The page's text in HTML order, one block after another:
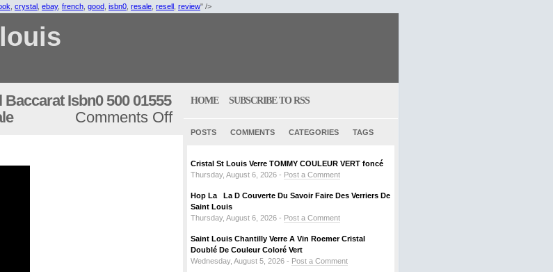
crystal ebay, french good isbn0 resale resell review" />
Isbn0 500 01555
Comments Off
HOME SUBSCRIBE TO RSS
POSTS COMMENTS CATEGORIES TAGS
Cristal St Louis Verre TOMMY COULEUR VERT foncé
Thursday, August 6, 2026 - Post a Comment
Hop La La D Couverte Du Savoir Faire Des Verriers De
Saint Louis
Thursday, August 6, 2026 - Post a Comment
Saint Louis Chantilly Verre A Vin Roemer Cristal
Doublé De Couleur Coloré Vert
Wednesday, August 5, 2026 - Post a Comment